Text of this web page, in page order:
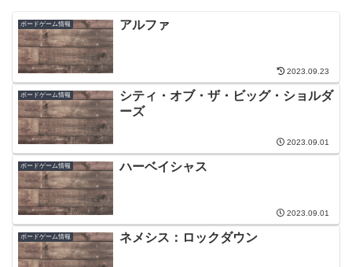
ボードゲーム情報 アルファ
2023.09.23
ボードゲーム情報
シティ・オブ・ザ・ビッグ・ショルダ
ーズ
2023.09.01
ボードゲーム情報 ハーベイシャス
2023.09.01
ボードゲーム情報 ネメシス：ロックダウン